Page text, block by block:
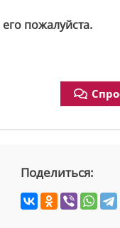
пожалуйста.
Поделиться: